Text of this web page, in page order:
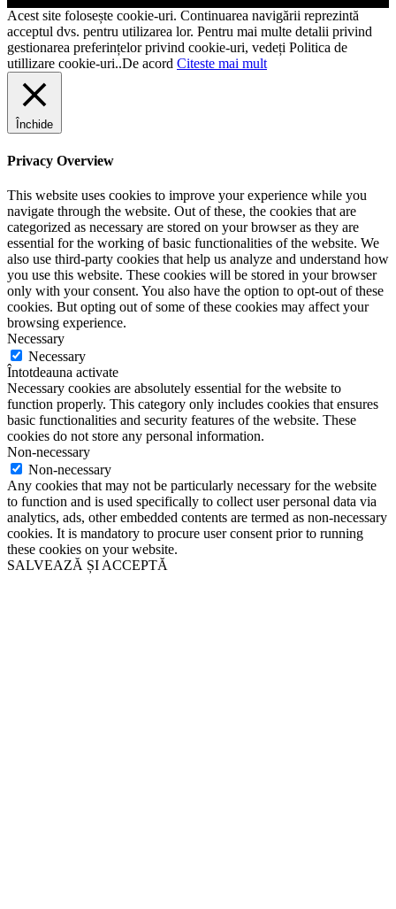
Acest site folosește cookie-uri. Continuarea navigării reprezintă
acceptul dvs. pentru utilizarea lor. Pentru mai multe detalii privind
gestionarea preferințelor privind cookie-uri, vedeți Politica de
utillizare cookie-uri..De acord Citeste mai mult
Închide
Privacy Overview
This website uses cookies to improve your experience while you
navigate through the website. Out of these, the cookies that are
categorized as necessary are stored on your browser as they are
essential for the working of basic functionalities of the website. We
also use third-party cookies that help us analyze and understand how
you use this website. These cookies will be stored in your browser
only with your consent. You also have the option to opt-out of these
cookies. But opting out of some of these cookies may affect your
browsing experience.
Necessary
Necessary
Întotdeauna activate
Necessary cookies are absolutely essential for the website to
function properly. This category only includes cookies that ensures
basic functionalities and security features of the website. These
cookies do not store any personal information.
Non-necessary
Non-necessary
Any cookies that may not be particularly necessary for the website
to function and is used specifically to collect user personal data via
analytics, ads, other embedded contents are termed as non-necessary
cookies. It is mandatory to procure user consent prior to running
these cookies on your website.
SALVEAZĂ ȘI ACCEPTĂ